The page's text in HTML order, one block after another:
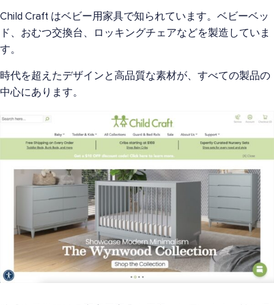
Child Craft はベビー用家具で知られています。ベビーベッ
ド、おむつ交換台、ロッキングチェアなどを製造していま
す。
時代を超えたデザインと高品質な素材が、すべての製品の
中心にあります。